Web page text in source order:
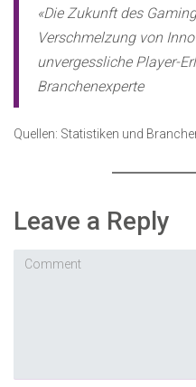
«Die Zukunft des
Verschmelzung von
unvergessliche Player-
Branchenexperte
Quellen: Statistiken und
Leave a Reply